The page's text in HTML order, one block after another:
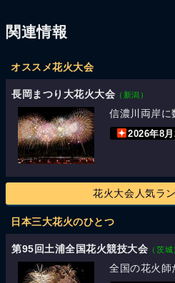
関連情報
オススメ花火大会
長岡まつり大花火大会 （新潟）
信濃川両岸に
2026年8
花火大会人気ラ
日本三大花火のひとつ
第95回土浦全国花火競技大会 （茨城
全国の花火師